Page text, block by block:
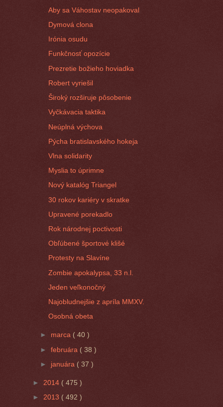
Aby sa Váhostav neopakoval
Dymová clona
Irónia osudu
Funkčnosť opozície
Prezretie božieho hoviadka
Robert vyriešil
Široký rozširuje pôsobenie
Vyčkávacia taktika
Neúplná výchova
Pýcha bratislavského hokeja
Vlna solidarity
Myslia to úprimne
Nový katalóg Triangel
30 rokov kariéry v skratke
Upravené porekadlo
Rok národnej poctivosti
Obľúbené športové klišé
Protesty na Slavíne
Zombie apokalypsa, 33 n.l.
Jeden veľkonočný
Najobludnejšie z apríla MMXV.
Osobná obeta
► marca ( 40 )
►februára ( 38 )
► januára ( 37 )
► 2014 ( 475 )
► 2013 ( 492 )